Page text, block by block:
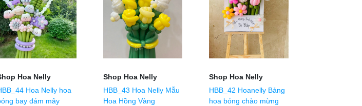
Hoa Nelly
Hoa Nelly hoa
bay đám mây
Shop Hoa Nelly
HBB_43 Hoa Nelly Mẫu
Hoa Hồng Vàng
Shop Hoa Nelly
HBB_42 Hoanelly Bảng
hoa bóng chào mừng